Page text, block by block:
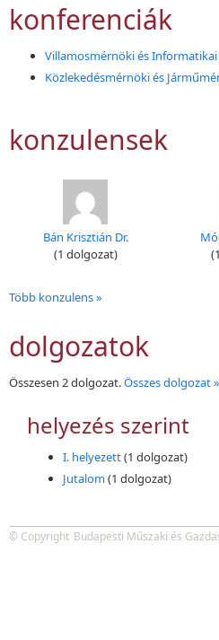
konferenciák
Villamosmérnöki és Informatikai
Közlekedésmérnöki és
konzulensek
Bán Krisztián Dr.
(1 dolgozat)
Több konzulens »
dolgozatok
Összesen 2 dolgozat.Összes dolgozat »
helyezés szerint
I. helyezett(1 dolgozat)
Jutalom(1 dolgozat)
© Copyright Budapesti Műszaki és